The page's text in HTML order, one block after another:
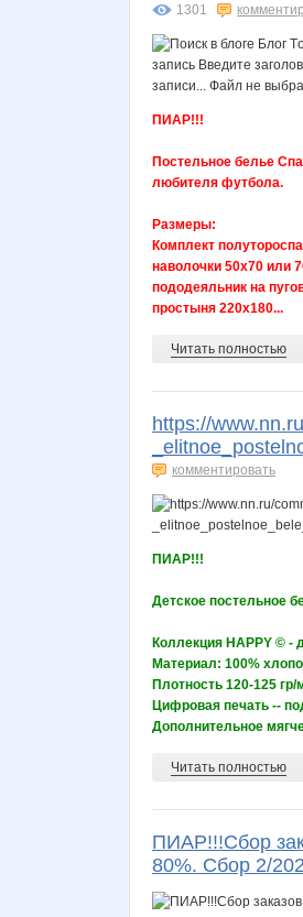
1301
ПИАР!!!
Постельное белье
любителя футбола.
Размеры:
Комплект
наволочки 50x70 или
пододеяльник на
простыня 220x180...
Читать полностью
https://
комментировать
ПИАР!!!
Детское постельное
Коллекция HAPPY © -
Материал: 100%
Плотность 120-125 гр/
Цифровая печать --
Дополнительное
Читать полностью
ПИАР!!!Сбор
80%. Сбор 2/